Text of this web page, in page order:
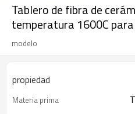
Tablero de fibra de
temperatura 1600C
modelo
propiedad
Materia prima